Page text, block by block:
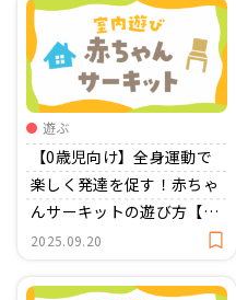
遊ぶ
【0歳児向け】全身運動で
楽しく発達を促す！赤ちゃ
んサーキットの遊び方【室
内】
2025.09.20